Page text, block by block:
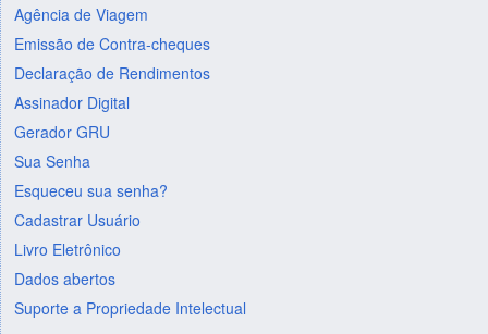
Agência de Viagem
Emissão de Contra-cheques
Declaração de Rendimentos
Assinador Digital
Gerador GRU
Sua Senha
Esqueceu sua senha?
Cadastrar Usuário
Livro Eletrônico
Dados abertos
Suporte a Propriedade Intelectual